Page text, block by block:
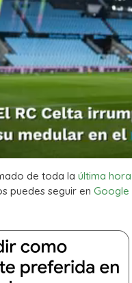
de toda la última
puedes seguir en Google